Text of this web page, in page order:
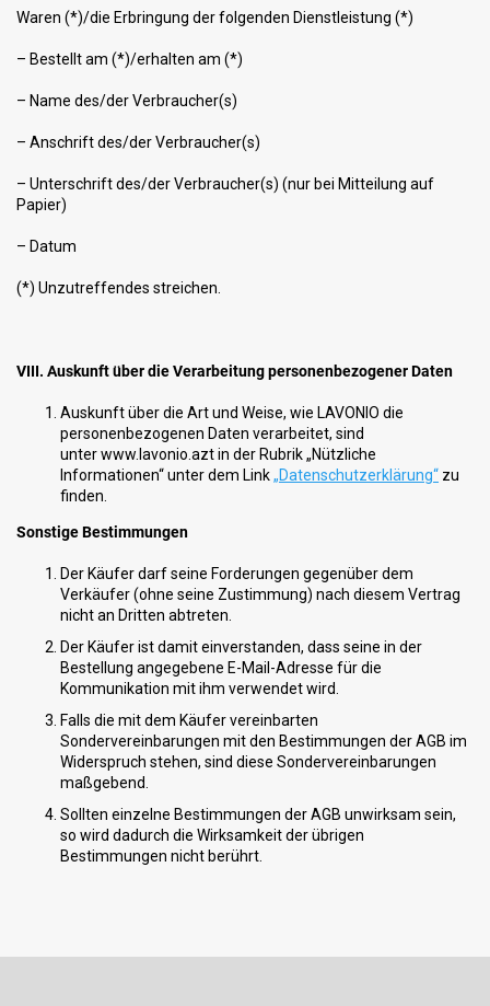
Waren (*)/die Erbringung der folgenden Dienstleistung (*)
– Bestellt am (*)/erhalten am (*)
– Name des/der Verbraucher(s)
– Anschrift des/der Verbraucher(s)
– Unterschrift des/der Verbraucher(s) (nur bei Mitteilung auf
Papier)
– Datum
(*) Unzutreffendes streichen.
VIII. Auskunft über die Verarbeitung personenbezogener Daten
Auskunft über die Art und Weise, wie LAVONIO die
personenbezogenen Daten verarbeitet, sind
unter www.lavonio.azt in der Rubrik „Nützliche
Informationen“ unter dem Link„Datenschutzerklärung“ zu
finden.
Sonstige Bestimmungen
Der Käufer darf seine Forderungen gegenüber dem
Verkäufer (ohne seine Zustimmung) nach diesem Vertrag
nicht an Dritten abtreten.
Der Käufer ist damit einverstanden, dass seine in der
Bestellung angegebene E-Mail-Adresse für die
Kommunikation mit ihm verwendet wird.
Falls die mit dem Käufer vereinbarten
Sondervereinbarungen mit den Bestimmungen der AGB im
Widerspruch stehen, sind diese Sondervereinbarungen
maßgebend.
Sollten einzelne Bestimmungen der AGB unwirksam sein,
so wird dadurch die Wirksamkeit der übrigen
Bestimmungen nicht berührt.